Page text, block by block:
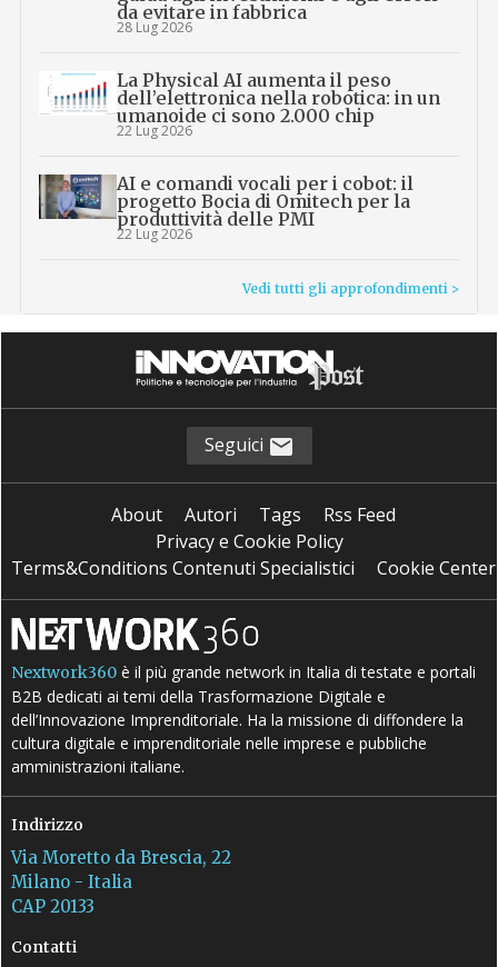
da evitare in fabbrica
28 Lug 2026
La Physical AI aumenta il peso
dell’elettronica nella robotica: in un
umanoide ci sono 2.000 chip
22 Lug 2026
AI e comandi vocali per i cobot: il
progetto Bocia di Omitech per la
produttività delle PMI
22 Lug 2026
Vedi tutti gli approfondimenti >
Seguici
About Autori Tags
Rss Feed
Privacy e Cookie Policy
Terms&Conditions Contenuti Specialistici
Cookie Center
Nextwork360 è il più grande network in Italia di testate e portali
B2B dedicati ai temi della Trasformazione Digitale e
dell’Innovazione Imprenditoriale. Ha la missione di diffondere la
cultura digitale e imprenditoriale nelle imprese e pubbliche
amministrazioni italiane.
Indirizzo
Via Moretto da Brescia, 22
Milano - Italia
CAP 20133
Contatti